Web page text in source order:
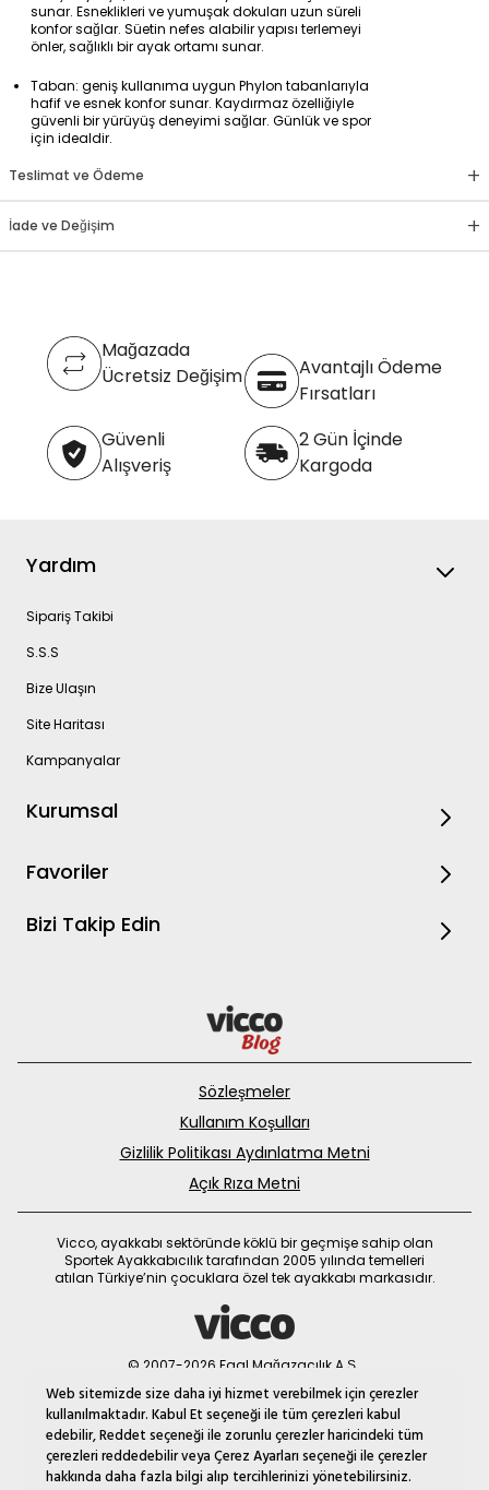
Web sitemizde size daha iyi hizmet verebilmek için çerezler
kullanılmaktadır. Kabul Et seçeneği ile tüm çerezleri kabul
edebilir, Reddet seçeneği ile zorunlu çerezler haricindeki tüm
çerezleri reddedebilir veya Çerez Ayarları seçeneği ile çerezler
hakkında daha fazla bilgi alıp tercihlerinizi yönetebilirsiniz.
sunar. Esneklikleri ve yumuşak dokuları uzun süreli
konfor sağlar. Süetin nefes alabilir yapısı terlemeyi
önler, sağlıklı bir ayak ortamı sunar.
Taban: geniş kullanıma uygun Phylon tabanlarıyla
hafif ve esnek konfor sunar. Kaydırmaz özelliğiyle
güvenli bir yürüyüş deneyimi sağlar. Günlük ve spor
için idealdir.
Teslimat ve Ödeme
+
İade ve Değişim +
Mağazada
Ücretsiz Değişim
Avantajlı Ödeme
Fırsatları
Güvenli
Alışveriş
2 Gün İçinde
Kargoda
Yardım
Sipariş Takibi
S.S.S
Bize Ulaşın
Site Haritası
Kampanyalar
Kurumsal
Favoriler
Bizi Takip Edin
Sözleşmeler
Kullanım Koşulları
Gizlilik Politikası Aydınlatma Metni
Açık Rıza Metni
Vicco, ayakkabı sektöründe köklü bir geçmişe sahip olan
Sportek Ayakkabıcılık tarafından 2005 yılında temelleri
atılan Türkiye’nin çocuklara özel tek ayakkabı markasıdır.
© 2007-2026 Faal Mağazacılık A.Ş.
MNM